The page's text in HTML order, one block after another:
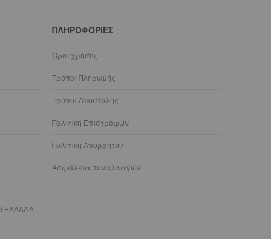
ΠΛΗΡΟΦΟΡΊΕΣ
Όροι χρήσης
Τρόποι Πληρωμής
Τρόποι Αποστολής
Πολιτική Επιστροφών
Πολιτική Απορρήτου
Ασφάλεια συναλλαγών
ΕΛΛΑΔΑ